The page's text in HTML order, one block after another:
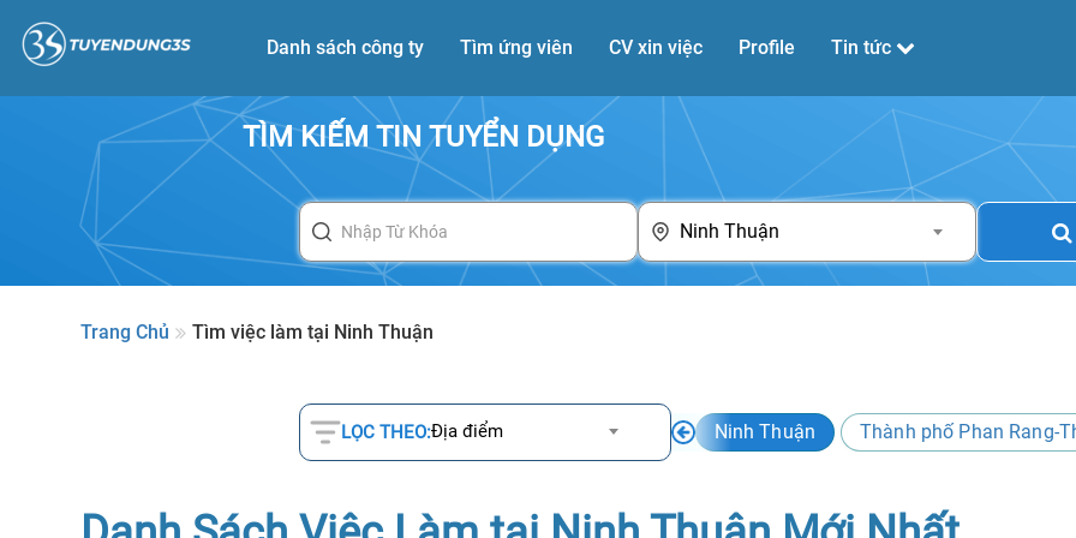
Danh sách công ty Tìm ứng viên CV xin việc Profile Tin tức
TÌM KIẾM TIN TUYỂN DỤNG
Ninh Thuận
Trang Chủ Tìm việc làm tại Ninh Thuận
LỌC THEO:Địa điểm Ninh Thuận Thành phố Phan Rang-